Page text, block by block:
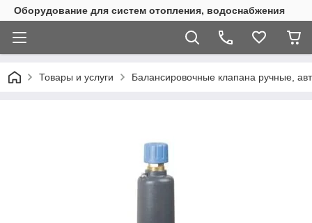
Оборудование для систем отопления, водоснабжения
Товары и услуги Балансировочные клапана ручные,